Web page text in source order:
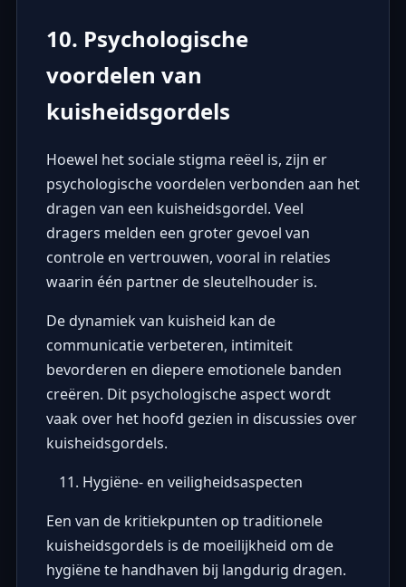
10. Psychologische
voordelen van
kuisheidsgordels
Hoewel het sociale stigma reëel is, zijn er
psychologische voordelen verbonden aan het
dragen van een kuisheidsgordel. Veel
dragers melden een groter gevoel van
controle en vertrouwen, vooral in relaties
waarin één partner de sleutelhouder is.
De dynamiek van kuisheid kan de
communicatie verbeteren, intimiteit
bevorderen en diepere emotionele banden
creëren. Dit psychologische aspect wordt
vaak over het hoofd gezien in discussies over
kuisheidsgordels.
Hygiëne- en veiligheidsaspecten
Een van de kritiekpunten op traditionele
kuisheidsgordels is de moeilijkheid om de
hygiëne te handhaven bij langdurig dragen.